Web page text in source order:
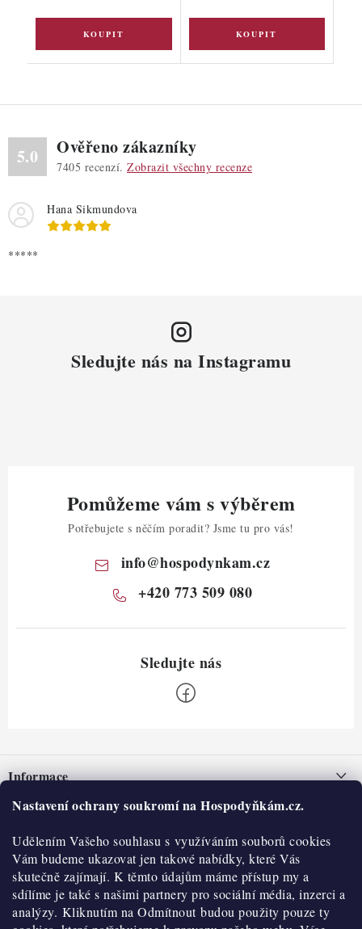
Nastavení ochrany soukromí na Hospodyňkám.cz.
Udělením Vašeho souhlasu s využíváním souborů cookies
Vám budeme ukazovat jen takové nabídky, které Vás
skutečně zajímají. K těmto údajům máme přístup my a
sdílíme je také s našimi partnery pro sociální média, inzerci a
analýzy. Kliknutím na Odmítnout budou použity pouze ty
5.0 Ověřeno zákazníky
7405 recenzí. Zobrazit všechny recenze
Hana Sikmundova
*****
Sledujte nás na Instagramu
Pomůžeme vám s výběrem
Potřebujete s něčím poradit? Jsme tu pro vás!
info@hospodynkam.cz
+420 773 509 080
pInformace
Nepřevzetí zásilky na dobírku
Obchodní podmínky
Hodnocení obchodu
Blog
O nás
Historie
Kontakty
O nákupu
Reklamace a vratky